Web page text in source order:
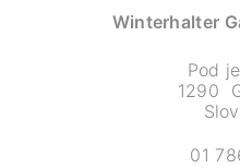
Winterhalter
Pod
1290
01